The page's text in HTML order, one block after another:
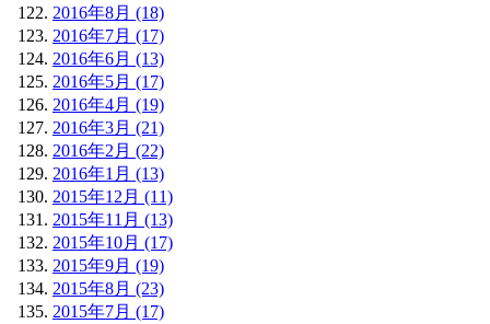
2016年8月 (18)
2016年7月 (17)
2016年6月 (13)
2016年5月 (17)
2016年4月 (19)
2016年3月 (21)
2016年2月 (22)
2016年1月 (13)
2015年12月 (11)
2015年11月 (13)
2015年10月 (17)
2015年9月 (19)
2015年8月 (23)
2015年7月 (17)